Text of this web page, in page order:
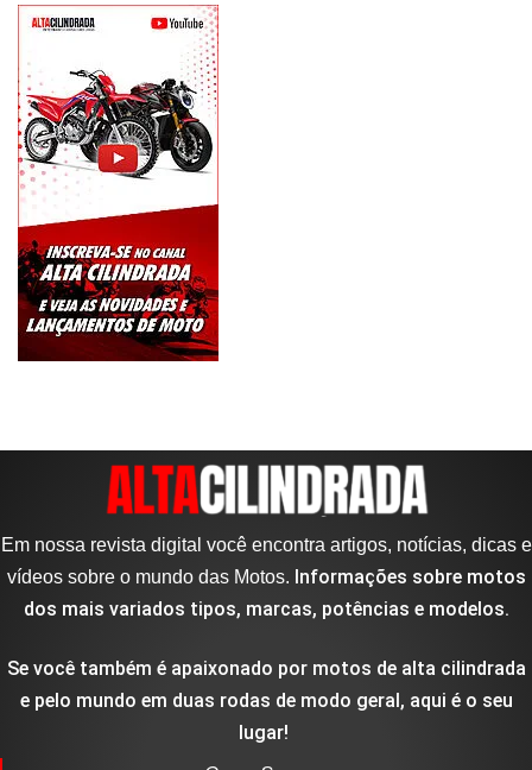
Em nossa revista digital você encontra artigos, notícias, dicas e
vídeos sobre o mundo das Motos. Informações sobre motos
dos mais variados tipos, marcas, potências e modelos.
Se você também é apaixonado por motos de alta cilindrada
e pelo mundo em duas rodas de modo geral, aqui é o seu
lugar!